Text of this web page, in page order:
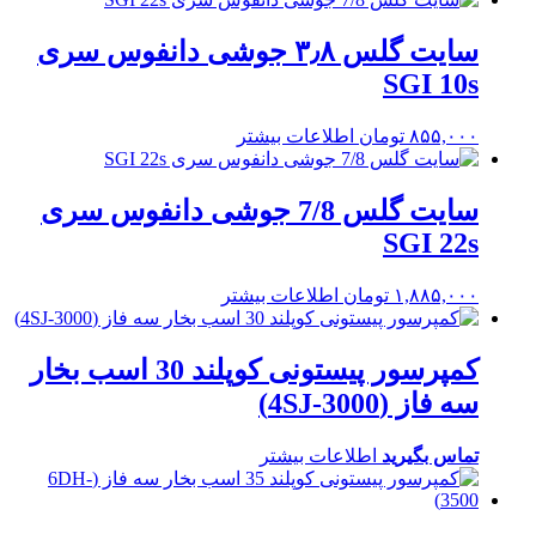
سایت گلس ۳٫۸ جوشی دانفوس سری
SGI 10s
۸۵۵,۰۰۰ تومان اطلاعات بیشتر
سایت گلس 7/8 جوشی دانفوس سری
SGI 22s
۱,۸۸۵,۰۰۰ تومان اطلاعات بیشتر
کمپرسور پیستونی کوپلند 30 اسب بخار
سه فاز (4SJ-3000)
تماس بگیرید اطلاعات بیشتر